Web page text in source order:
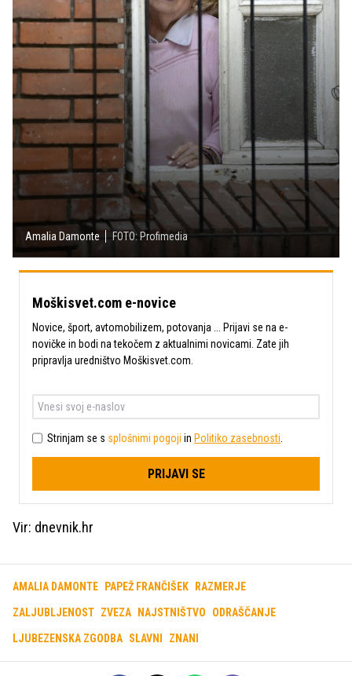
Amalia Damonte FOTO: Profimedia
Moškisvet.com e-novice
Novice, šport, avtomobilizem, potovanja ... Prijavi se na e-
novičke in bodi na tekočem z aktualnimi novicami. Zate jih
pripravlja uredništvo Moškisvet.com.
Strinjam se s splošnimi pogoji in Politiko zasebnosti
PRIJAVI SE
Vir: dnevnik.hr
AMALIA DAMONTE PAPEŽ FRANČIŠEK RAZMERJE
ZALJUBLJENOST ZVEZA NAJSTNIŠTVO ODRAŠČANJE
LJUBEZENSKA ZGODBA SLAVNI ZNANI